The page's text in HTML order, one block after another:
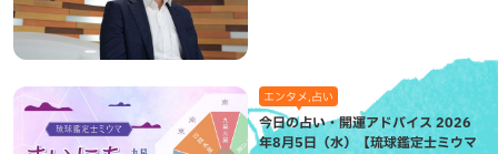
エンタメ,占い
今日の占い・開運アドバイス 2026
年8月5日（水）【琉球鑑定士ミウマ